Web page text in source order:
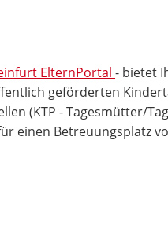
ElternPortal - bietet
geförderten
(KTP - Tagesmütter/
einen Betreuungsplatz